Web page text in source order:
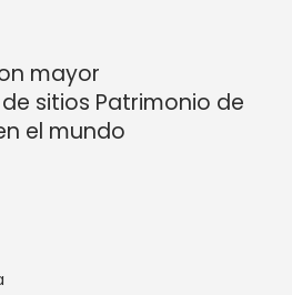
mayor
sitios Patrimonio de
el mundo